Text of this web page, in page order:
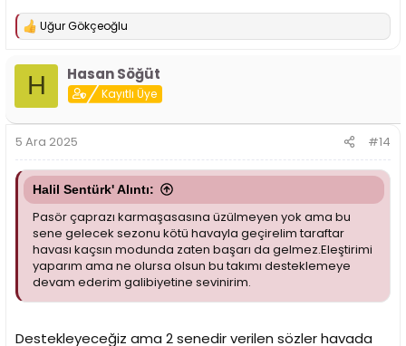
T
Uğur Gökçeoğlu
H Hasan Söğüt
Kayıtlı Üye
5 Ara 2025 #14
Halil Sentürk' Alıntı:
Pasör çaprazı karmaşasasına üzülmeyen yok ama bu
sene gelecek sezonu kötü havayla geçirelim taraftar
havası kaçsın modunda zaten başarı da gelmez.Eleştirimi
yaparım ama ne olursa olsun bu takımı desteklemeye
devam ederim galibiyetine sevinirim.
Destekleyeceğiz ama 2 senedir verilen sözler havada